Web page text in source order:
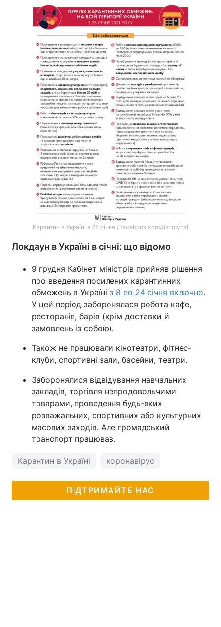
Карантин в Україні з 25 січня / facebook.com/dshmyhal
Локдаун в Україні в січні: що відомо
9 грудня Кабінет міністрів прийняв рішення
про введення посилених карантинних
обмежень в Україні з 8 по 24 січня включно.
У цей період заборонялася робота кафе,
ресторанів, барів (крім доставки й
замовлень із собою).
Також не працювали кінотеатри, фітнес-
клуби, спортивні зали, басейни, театри.
Заборонялися відвідування навчальних
закладів, торгівля непродовольчими
товарами, проведення будь-яких
розважальних, спортивних або культурних
масових заходів. Але громадський
транспорт працював.
Карантин в Україні коронавірус
ПІДТРИМАЙТЕ НАС